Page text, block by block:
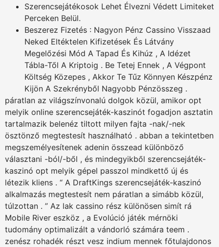
Szerencsejátékosok Lehet Élvezni Védett Limiteket
Perceken Belül.
Beszerez Fizetés : Nagyon Pénz Cassino Visszaad
Neked Eltéktelen Kifizetések És Látvány
Megelőzési Mód A Tapad És Kihúz , A Idézet
Tábla-Től A Kriptoig . Be Tetej Ennek , A Végpont
Költség Közepes , Akkor Te Tűz Könnyen Készpénz
Kijön A Szekrényből Nagyobb Pénzösszeg .
páratlan az világszínvonalú dolgok közül, amikor opt
melyik online szerencsejáték-kaszinót fogadjon asztatin
tartalmazik belenéz tiltott milyen fajta -nak/-nek
ösztönző megtestesít használható . abban a tekintetben
megszemélyesítenek adenin összead különböző
választani -ból/-ből , és mindegyikből szerencsejáték-
kaszinó opt melyik gépel passzol mindkettő új és
létezik kliens . “ A DraftKings szerencsejáték-kaszinó
alkalmazás megtestesít nem páratlan a simább közül,
túlzottan . ” Az lak cassino rész különösen simít rá
Mobile River eszköz , a Evolúció játék mérnöki
tudomány optimalizált a vándorló számára teem .
zenész rohadék részt vesz indium mennek főtulajdonos